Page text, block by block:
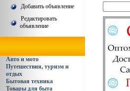
Добавить объявление
Редактировать
объявление
Авто и мото
Путешествия, туризм и
отдых
Бытовая техника
Товары для быта